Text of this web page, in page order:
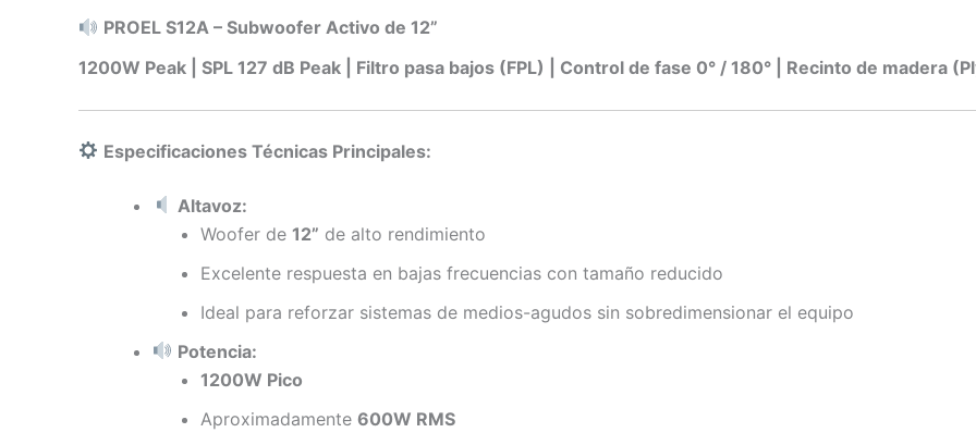
PROEL S12A – Subwoofer Activo de 12”
1200W Peak | SPL 127 dB Peak | Filtro pasa bajos (FPL) | Control de fase 0° / 180° | Recinto de madera
Especificaciones Técnicas Principales:
Altavoz:
Woofer de 12” de alto rendimiento
Excelente respuesta en bajas frecuencias con tamaño reducido
Ideal para reforzar sistemas de medios-agudos sin sobredimensionar el equipo
Potencia:
1200W Pico
Aproximadamente 600W RMS